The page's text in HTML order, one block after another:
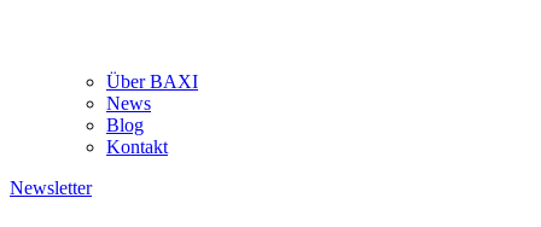
Über BAXI
News
Blog
Kontakt
Newsletter